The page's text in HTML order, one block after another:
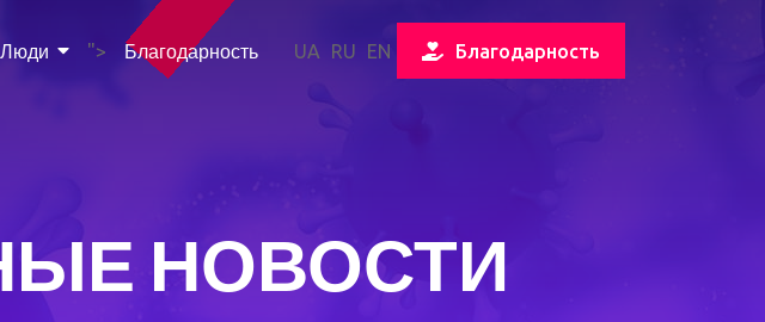
Люди "> Благодарность UA RU EN Благодарность
НОВОСТИ